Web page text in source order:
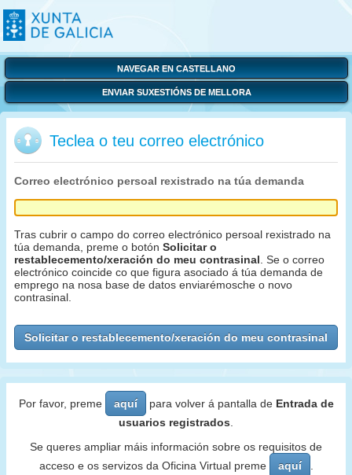
NAVEGAR EN CASTELLANO
ENVIAR SUXESTIÓNS DE MELLORA
Teclea o teu correo electrónico
Correo electrónico persoal rexistrado na túa demanda
Tras cubrir o campo do correo electrónico persoal rexistrado na
túa demanda, preme o botón Solicitar o
restablecemento/xeración do meu contrasinal . Se o correo
electrónico coincide co que figura asociado á túa demanda de
emprego na nosa base de datos enviarémosche o novo
contrasinal.
Por favor, preme aquí para volver á pantalla de Entrada de
usuarios registrados
Se queres ampliar máis información sobre os requisitos de
acceso e os servizos da Oficina Virtual preme
aquí